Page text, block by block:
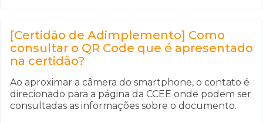
[Certidão de Adimplemento] Como
consultar o QR Code que é apresentado
na certidão?
Ao aproximar a câmera do smartphone, o contato é
direcionado para a página da CCEE onde podem ser
consultadas as informações sobre o documento.